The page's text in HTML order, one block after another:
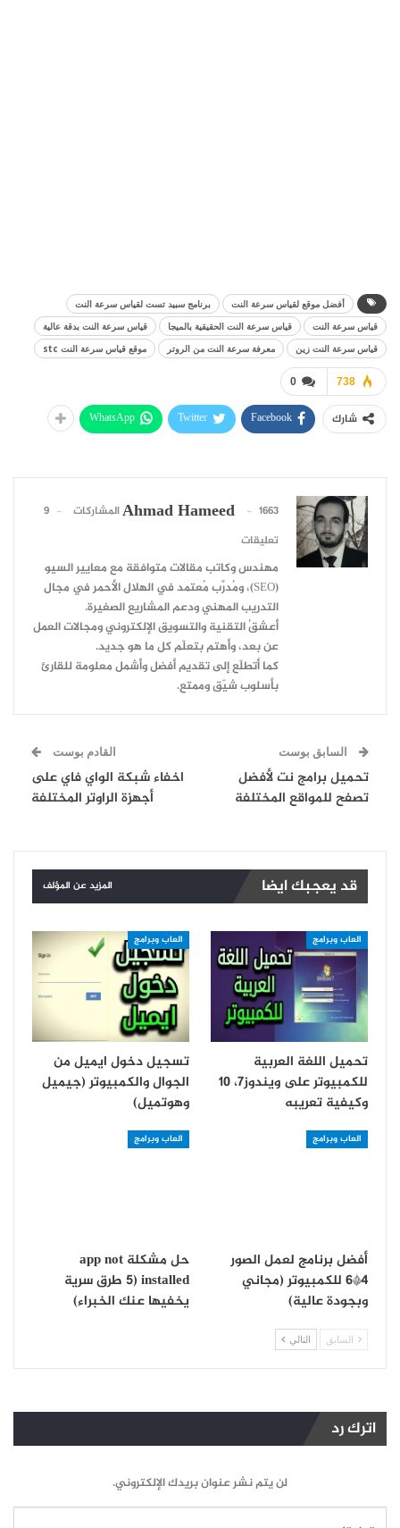
أفضل موقع لقياس سرعة النت
برنامج سبيد تست لقياس سرعة النت
قياس سرعة النت
قياس سرعة النت الحقيقية بالميجا
قياس سرعة النت بدقة عالية
قياس سرعة النت زين
معرفة سرعة النت من الروتر موقع قياس سرعة النت stc
0 738
شارك Facebook
Twitter
WhatsApp
Ahmad Hameed 1663 المشاركات
9
تعليقات
مهندس وكاتب مقالات متوافقة مع معايير السيو
(SEO)، ومُدرِّب مُعتمد في الهلال الأحمر في مجال
التدريب المهني ودعم المشاريع الصغيرة.
أعشقُ التقنية والتسويق الإلكتروني ومجالات العمل
عن بعد، وأهتم بتعلّم كل ما هو جديد.
كما أتطلّع إلى تقديم أفضل وأشمل معلومة للقارئ
بأسلوب شيّق وممتع.
السابق بوست
تحميل برامج نت لأفضل
تصفح للمواقع المختلفة
القادم بوست
اخفاء شبكة الواي فاي على
أجهزة الراوتر المختلفة
قد يعجبك ايضا المزيد عن المؤلف
العاب وبرامج
تحميل اللغة العربية
للكمبيوتر على ويندوز7، 10
وكيفية تعريبه
العاب وبرامج
تسجيل دخول ايميل من
الجوال والكمبيوتر (جيميل
وهوتميل)
العاب وبرامج
أفضل برنامج لعمل الصور
4*6 للكمبيوتر (مجاني
وبجودة عالية)
العاب وبرامج
حل مشكلة app not
installed (5 طرق سرية
يخفيها عنك الخبراء)
السابق التالي
اترك رد
لن يتم نشر عنوان بريدك الإلكتروني.